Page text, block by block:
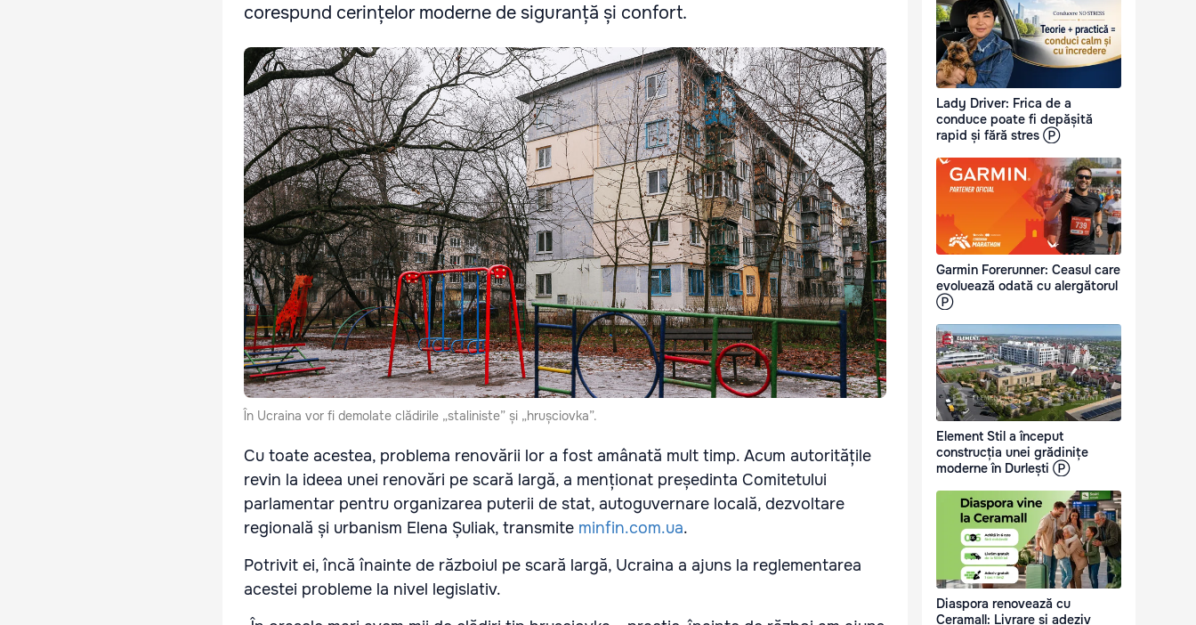
corespund cerințelor moderne de siguranță și confort.
În Ucraina vor fi demolate clădirile „staliniste” și „hrușciovka”.
Cu toate acestea, problema renovării lor a fost amânată mult timp. Acum autoritățile
revin la ideea unei renovări pe scară largă, a menționat președinta Comitetului
parlamentar pentru organizarea puterii de stat, autoguvernare locală, dezvoltare
regională și urbanism Elena Șuliak, transmite minfin.com.ua.
Potrivit ei, încă înainte de războiul pe scară largă, Ucraina a ajuns la reglementarea
acestei probleme la nivel legislativ.
Lady Driver: Frica de a
conduce poate fi depășită
rapid și fără stres Ⓟ
Garmin Forerunner: Ceasul care
evoluează odată cu alergătorul
Ⓟ
Element Stil a început
construcția unei grădinițe
moderne în Durlești Ⓟ
Diaspora renovează cu
Ceramall: Livrare și adeziv